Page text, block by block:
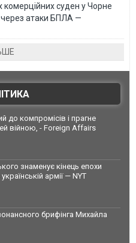
суден у Чорне
атаки БПЛА —
до компромісів і прагне
війною, - Foreign Affairs
знаменує кінець епохи
армії — NYT
брифінга Михайла